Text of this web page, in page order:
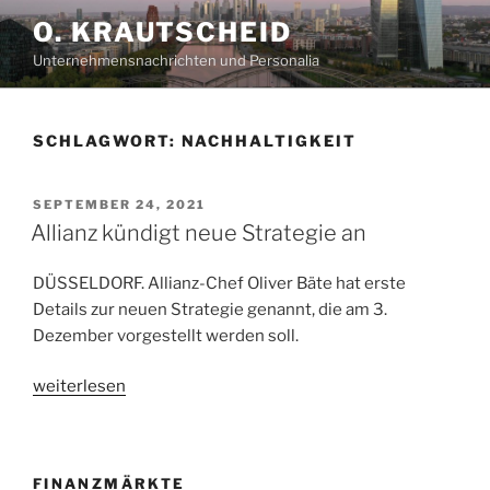
Zum
Inhalt
springen
O. KRAUTSCHEID
Unternehmensnachrichten und Personalia
SCHLAGWORT: NACHHALTIGKEIT
VERÖFFENTLICHT
AM
SEPTEMBER 24, 2021
Allianz kündigt neue Strategie an
DÜSSELDORF. Allianz-Chef Oliver Bäte hat erste
Details zur neuen Strategie genannt, die am 3.
Dezembervorgestellt werden soll.
„Allianz
weiterlesen
FINANZMÄRKTE